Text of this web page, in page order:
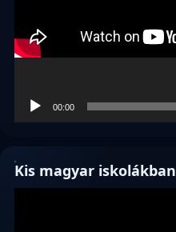
00:00
Kis magyar iskolákban